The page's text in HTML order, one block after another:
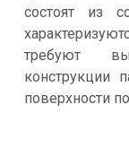
состоят из
требуют
конструкции
поверхности